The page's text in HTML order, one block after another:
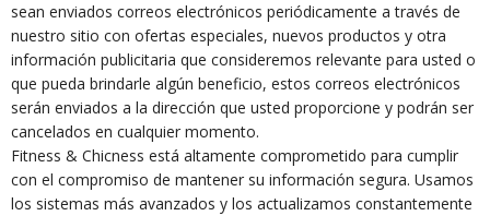
sean enviados correos electrónicos periódicamente a través de
nuestro sitio con ofertas especiales, nuevos productos y otra
información publicitaria que consideremos relevante para usted o
que pueda brindarle algún beneficio, estos correos electrónicos
serán enviados a la dirección que usted proporcione y podrán ser
cancelados en cualquier momento.
Fitness & Chicness está altamente comprometido para cumplir
con el compromiso de mantener su información segura. Usamos
los sistemas más avanzados y los actualizamos constantemente